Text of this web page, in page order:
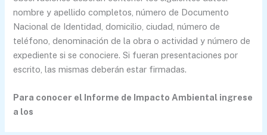
nombre y apellido completos, número de Documento
Nacional de Identidad, domicilio, ciudad, número de
teléfono, denominación de la obra o actividad y número de
expediente si se conociere. Si fueran presentaciones por
escrito, las mismas deberán estar firmadas.
Para conocer el Informe de Impacto Ambiental ingrese
a los